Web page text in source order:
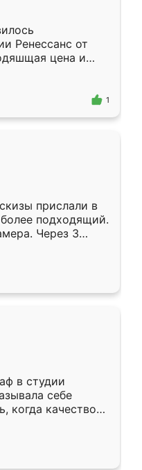
Ренессанс от
цена и
Приехавший
самый
1
прислали в
подходящий.
Через 3
Остались
Ренессанс
в студии
себе
когда качеством
кухня уже почти